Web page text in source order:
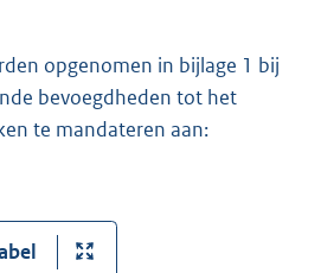
opgenomen in bijlage 1 bij
bevoegdheden tot het
te mandateren aan: